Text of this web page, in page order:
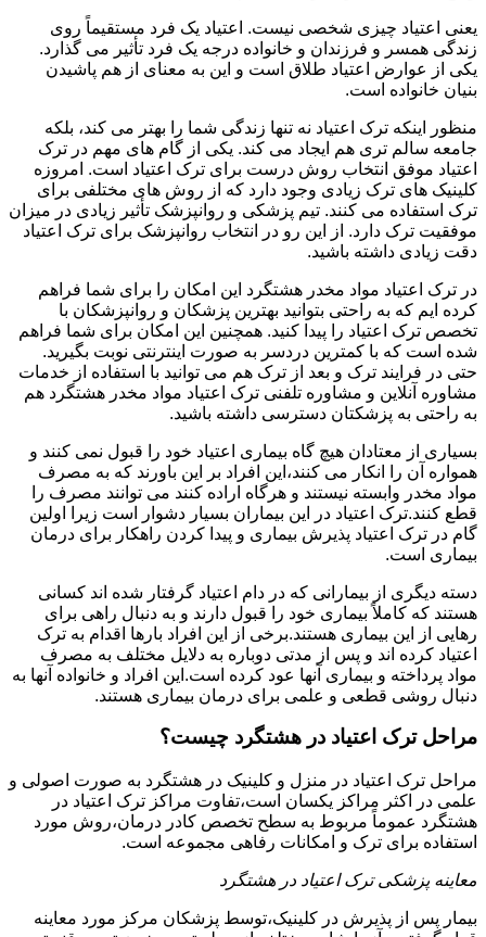
یعنی اعتیاد چیزی شخصی نیست. اعتیاد یک فرد مستقیماً روی
زندگی همسر و فرزندان و خانواده درجه یک فرد تأثیر می گذارد.
یکی از عوارض اعتیاد طلاق است و این به معنای از هم پاشیدن
بنیان خانواده است.
منظور اینکه ترک اعتیاد نه تنها زندگی شما را بهتر می کند، بلکه
جامعه سالم تری هم ایجاد می کند. یکی از گام های مهم در ترک
اعتیاد موفق انتخاب روش درست برای ترک اعتیاد است. امروزه
کلینیک های ترک زیادی وجود دارد که از روش های مختلفی برای
ترک استفاده می کنند. تیم پزشکی و روانپزشک تأثیر زیادی در میزان
موفقیت ترک دارد. از این رو در انتخاب روانپزشک برای ترک اعتیاد
دقت زیادی داشته باشید.
در ترک اعتیاد مواد مخدر هشتگرد این امکان را برای شما فراهم
کرده ایم که به راحتی بتوانید بهترین پزشکان و روانپزشکان با
تخصص ترک اعتیاد را پیدا کنید. همچنین این امکان برای شما فراهم
شده است که با کمترین دردسر به صورت اینترنتی نوبت بگیرید.
حتی در فرایند ترک و بعد از ترک هم می توانید با استفاده از خدمات
مشاوره آنلاین و مشاوره تلفنی ترک اعتیاد مواد مخدر هشتگرد هم
به راحتی به پزشکتان دسترسی داشته باشید.
بسیاری از معتادان هیچ گاه بیماری اعتیاد خود را قبول نمی کنند و
همواره آن را انکار می کنند،این افراد بر این باورند که به مصرف
مواد مخدر وابسته نیستند و هرگاه اراده کنند می توانند مصرف را
قطع کنند.ترک اعتیاد در این بیماران بسیار دشوار است زیرا اولین
گام در ترک اعتیاد پذیرش بیماری و پیدا کردن راهکار برای درمان
بیماری است.
دسته دیگری از بیمارانی که در دام اعتیاد گرفتار شده اند کسانی
هستند که کاملاً بیماری خود را قبول دارند و به دنبال راهی برای
رهایی از این بیماری هستند.برخی از این افراد بارها اقدام به ترک
اعتیاد کرده اند و پس از مدتی دوباره به دلایل مختلف به مصرف
مواد پرداخته و بیماری آنها عود کرده است.این افراد و خانواده آنها به
دنبال روشی قطعی و علمی برای درمان بیماری هستند.
مراحل ترک اعتیاد در هشتگرد چیست؟
مراحل ترک اعتیاد در منزل و کلینیک در هشتگرد به صورت اصولی و
علمی در اکثر مراکز یکسان است،تفاوت مراکز ترک اعتیاد در
هشتگرد عموماً مربوط به سطح تخصص کادر درمان،روش مورد
استفاده برای ترک و امکانات رفاهی مجموعه است.
معاینه پزشکی ترک اعتیاد در هشتگرد
بیمار پس از پذیرش در کلینیک،توسط پزشکان مرکز مورد معاینه